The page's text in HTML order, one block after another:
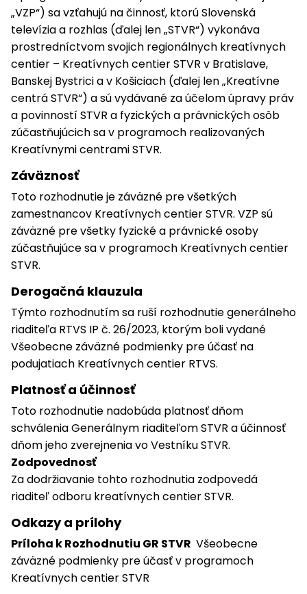
„VZP“) sa vzťahujú na činnosť, ktorú Slovenská
televízia a rozhlas (ďalej len „STVR“) vykonáva
prostredníctvom svojich regionálnych kreatívnych
centier – Kreatívnych centier STVR v Bratislave,
Banskej Bystrici a v Košiciach (ďalej len „Kreatívne
centrá STVR“) a sú vydávané za účelom úpravy práv
a povinností STVR a fyzických a právnických osôb
zúčastňujúcich sa v programoch realizovaných
Kreatívnymi centrami STVR.
Záväznosť
Toto rozhodnutie je záväzné pre všetkých
zamestnancov Kreatívnych centier STVR. VZP sú
záväzné pre všetky fyzické a právnické osoby
zúčastňujúce sa v programoch Kreatívnych centier
STVR.
Derogačná klauzula
Týmto rozhodnutím sa ruší rozhodnutie generálneho
riaditeľa RTVS IP č. 26/2023, ktorým boli vydané
Všeobecne záväzné podmienky pre účasť na
podujatiach Kreatívnych centier RTVS.
Platnosť a účinnosť
Toto rozhodnutie nadobúda platnosť dňom
schválenia Generálnym riaditeľom STVR a účinnosť
dňom jeho zverejnenia vo Vestníku STVR.
Zodpovednosť
Za dodržiavanie tohto rozhodnutia zodpovedá
riaditeľ odboru kreatívnych centier STVR.
Odkazy a prílohy
Príloha k Rozhodnutiu GR STVR Všeobecne
záväzné podmienky pre účasť v programoch
Kreatívnych centier STVR